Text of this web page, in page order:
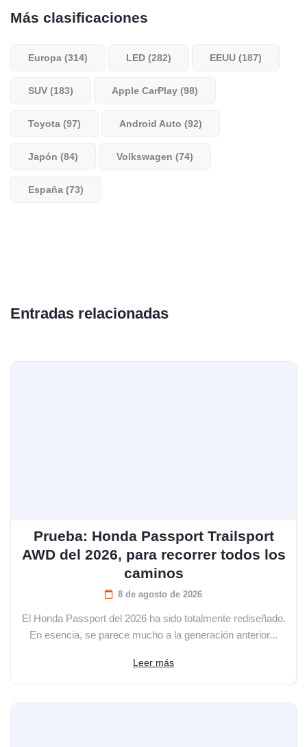
Más clasificaciones
Europa (314) LED (282) EEUU (187)
SUV (183) Apple CarPlay (98)
Toyota (97) Android Auto (92)
Japón (84) Volkswagen (74)
España (73)
Entradas relacionadas
Prueba: Honda Passport Trailsport
AWD del 2026, para recorrer todos los
caminos
8 de agosto de 2026
El Honda Passport del 2026 ha sido totalmente rediseñado.
En esencia, se parece mucho a la generación anterior...
Leer más